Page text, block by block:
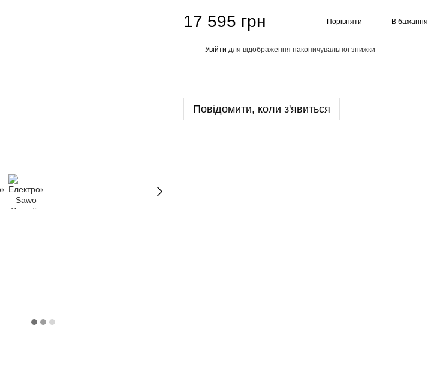
17 595 грн Порівняти В бажання
Увійти для відображення накопичувальної знижки
Повідомити, коли з'явиться